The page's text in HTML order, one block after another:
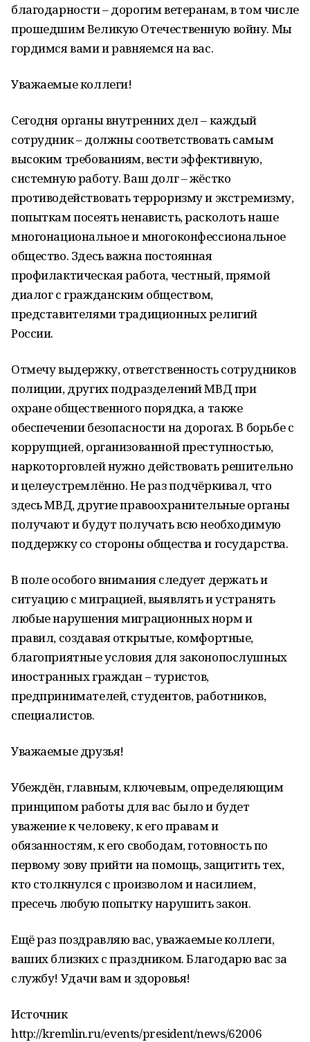
благодарности – дорогим ветеранам, в том числе
прошедшим Великую Отечественную войну. Мы
гордимся вами и равняемся на вас.
Уважаемые коллеги!
Сегодня органы внутренних дел – каждый
сотрудник – должны соответствовать самым
высоким требованиям, вести эффективную,
системную работу. Ваш долг – жёстко
противодействовать терроризму и экстремизму,
попыткам посеять ненависть, расколоть наше
многонациональное и многоконфессиональное
общество. Здесь важна постоянная
профилактическая работа, честный, прямой
диалог с гражданским обществом,
представителями традиционных религий
России.
Отмечу выдержку, ответственность сотрудников
полиции, других подразделений МВД при
охране общественного порядка, а также
обеспечении безопасности на дорогах. В борьбе с
коррупцией, организованной преступностью,
наркоторговлей нужно действовать решительно
и целеустремлённо. Не раз подчёркивал, что
здесь МВД, другие правоохранительные органы
получают и будут получать всю необходимую
поддержку со стороны общества и государства.
В поле особого внимания следует держать и
ситуацию с миграцией, выявлять и устранять
любые нарушения миграционных норм и
правил, создавая открытые, комфортные,
благоприятные условия для законопослушных
иностранных граждан – туристов,
предпринимателей, студентов, работников,
специалистов.
Уважаемые друзья!
Убеждён, главным, ключевым, определяющим
принципом работы для вас было и будет
уважение к человеку, к его правам и
обязанностям, к его свободам, готовность по
первому зову прийти на помощь, защитить тех,
кто столкнулся с произволом и насилием,
пресечь любую попытку нарушить закон.
Ещё раз поздравляю вас, уважаемые коллеги,
ваших близких с праздником. Благодарю вас за
службу! Удачи вам и здоровья!
Источник
http://kremlin.ru/events/president/news/62006